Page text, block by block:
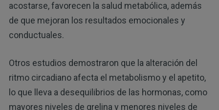
acostarse, favorecen la salud metabólica, además
de que mejoran los resultados emocionales y
conductuales.
Otros estudios demostraron que la alteración del
ritmo circadiano afecta el metabolismo y el apetito,
lo que lleva a desequilibrios de las hormonas, como
mayores niveles de grelina y menores niveles de